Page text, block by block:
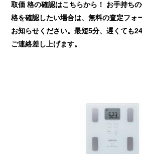
取価 格の確認はこちらから！ お手持ち
格を確認したい場合は、無料の査定フォ
お知らせください。最短5分、遅くても
ご連絡差し上げます。